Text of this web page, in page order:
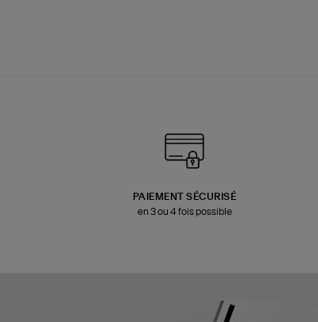
PAIEMENT SÉCURISÉ
en 3 ou 4 fois possible